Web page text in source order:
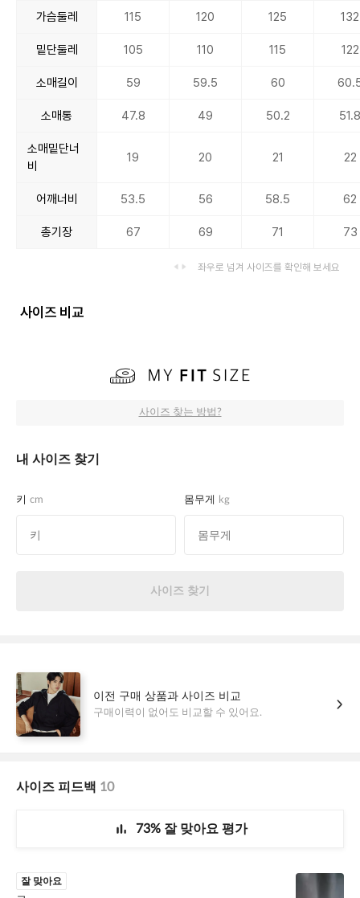
가슴둘레 115 120 125 132
밑단둘레 105 110 115 122
소매길이 59 59.5 60
소매통 47.8 49 50.2
소매밑단너
비
19 20 21 22
어깨너비 53.5 56 58.5 62
총기장 67 69 71 73
좌우로 넘겨 사이즈를 확인해 보세요
사이즈 비교